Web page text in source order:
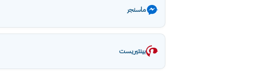
ماسنجر
بينتيريست